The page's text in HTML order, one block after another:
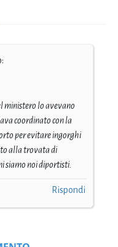
ministero lo avevano
coordinato con la
per evitare ingorghi
alla trovata di
siamo noi diportisti.
Rispondi